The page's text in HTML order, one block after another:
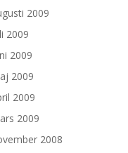
2009
2009
2009
2009
2009
2009
2008